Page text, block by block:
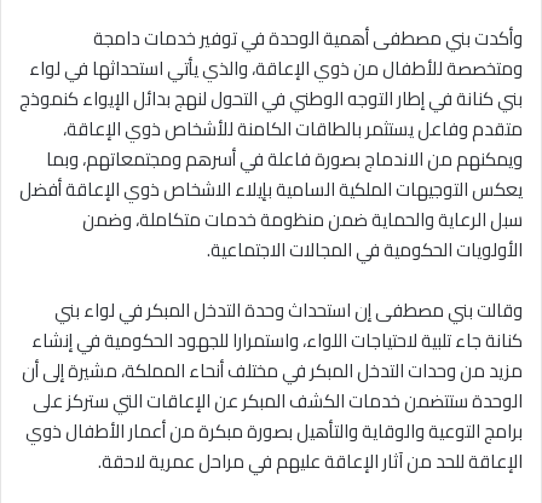
وأكدت بني مصطفى أهمية الوحدة في توفير خدمات دامجة
ومتخصصة للأطفال من ذوي الإعاقة، والذي يأتي استحداثها في لواء
بني كنانة في إطار التوجه الوطني في التحول لنهج بدائل الإيواء كنموذج
متقدم وفاعل يستثمر بالطاقات الكامنة للأشخاص ذوي الإعاقة،
ويمكنهم من الاندماج بصورة فاعلة في أسرهم ومجتمعاتهم، وبما
يعكس التوجيهات الملكية السامية بإيلاء الاشخاص ذوي الإعاقة أفضل
سبل الرعاية والحماية ضمن منظومة خدمات متكاملة، وضمن
الأولويات الحكومية في المجالات الاجتماعية.
وقالت بني مصطفى إن استحداث وحدة التدخل المبكر في لواء بني
كنانة جاء تلبية لاحتياجات اللواء، واستمرارا للجهود الحكومية في إنشاء
مزيد من وحدات التدخل المبكر في مختلف أنحاء المملكة، مشيرة إلى أن
الوحدة ستتضمن خدمات الكشف المبكر عن الإعاقات التي ستركز على
برامج التوعية والوقاية والتأهيل بصورة مبكرة من أعمار الأطفال ذوي
الإعاقة للحد من آثار الإعاقة عليهم في مراحل عمرية لاحقة.